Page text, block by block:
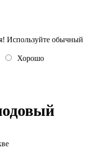
Используйте обычный
Хорошо